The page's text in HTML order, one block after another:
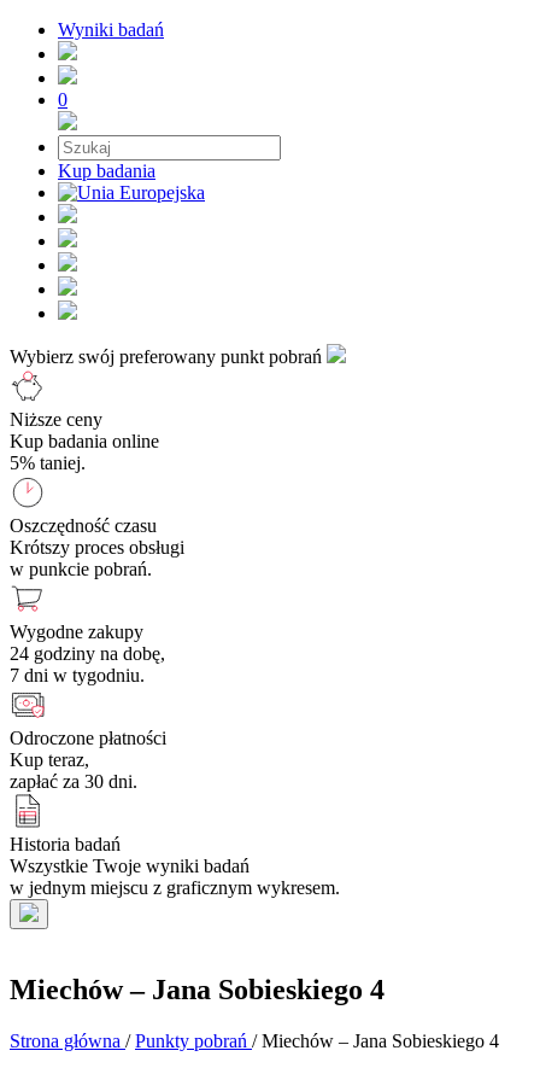
Wyniki badań
0
Kup badania
Wybierz swój preferowany punkt pobrań
Niższe ceny
Kup badania online
5% taniej.
Oszczędność czasu
Krótszy proces obsługi
w punkcie pobrań.
Wygodne zakupy
24 godziny na dobę,
7 dni w tygodniu.
Odroczone płatności
Kup teraz,
zapłać za 30 dni.
Historia badań
Wszystkie Twoje wyniki badań
w jednym miejscu z graficznym wykresem.
Miechów – Jana Sobieskiego 4
Strona główna / Punkty pobrań / Miechów – Jana Sobieskiego 4